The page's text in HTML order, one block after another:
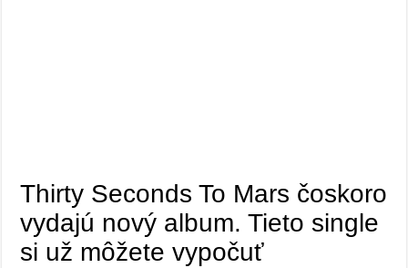
Thirty Seconds To Mars čoskoro
vydajú nový album. Tieto single
si už môžete vypočuť